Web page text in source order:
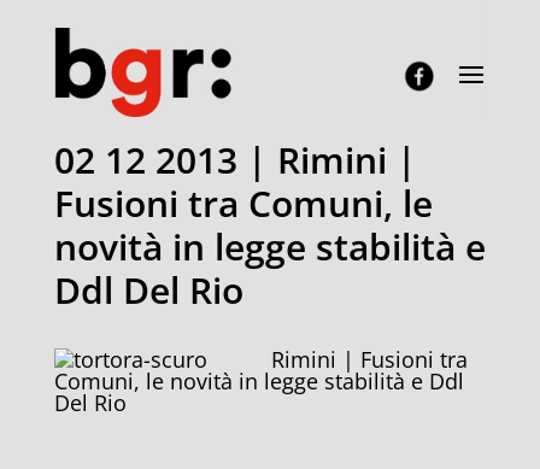
02 12 2013 | Rimini |
Fusioni tra Comuni, le
novità in legge stabilità e
Ddl Del Rio
Rimini | Fusioni tra
Comuni, le novità in legge stabilità e Ddl
Del Rio